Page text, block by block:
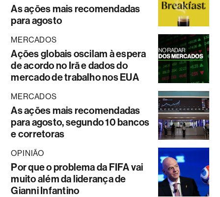
As ações mais recomendadas
para agosto
MERCADOS
Ações globais oscilam à espera
de acordo no Irã e dados do
mercado de trabalho nos EUA
MERCADOS
As ações mais recomendadas
para agosto, segundo 10 bancos
e corretoras
OPINIÃO
Por que o problema da FIFA vai
muito além da liderança de
Gianni Infantino